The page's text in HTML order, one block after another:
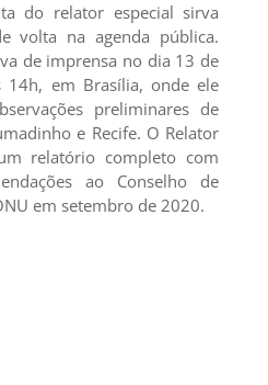
do relator especial sirva
volta na agenda pública.
de imprensa no dia 13 de
14h, em Brasília, onde ele
preliminares de
e Recife. O Relator
relatório completo com
ao Conselho de
em setembro de 2020.